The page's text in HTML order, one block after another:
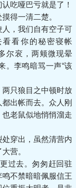
吃哑巴亏就是了！
得一清二楚。
，我们自有空子可
看你的秘密寝帐
尔衮，两颊微现晕
。李鸣暗骂一声“该
只狼目之中顿时放
出帐而去。众人刚
老鼠似地悄悄溜走
穿出，虽然清营内
营。
过去。匆匆赶回驻
不禁暗暗佩服信王